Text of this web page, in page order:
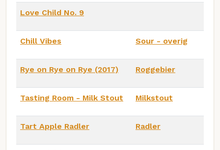
Love Child No. 9
Chill Vibes Sour - overig
Rye on Rye on Rye (2017) Roggebier
Tasting Room - Milk Stout Milkstout
Tart Apple Radler Radler